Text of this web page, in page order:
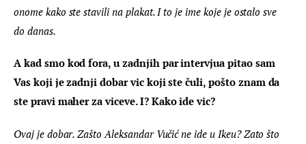
onome kako ste stavili na plakat. I to je ime koje je ostalo sve
do danas.
A kad smo kod fora, u zadnjih par intervjua pitao sam
Vas koji je zadnji dobar vic koji ste čuli, pošto znam da
ste pravi maher za viceve. I? Kako ide vic?
Ovaj je dobar. Zašto Aleksandar Vučić ne ide u Ikeu? Zato što